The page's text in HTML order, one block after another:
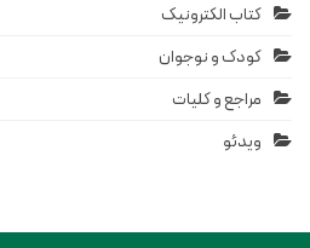
کتاب الکترونیک
کودک و نوجوان
مراجع و کلیات
ویدئو